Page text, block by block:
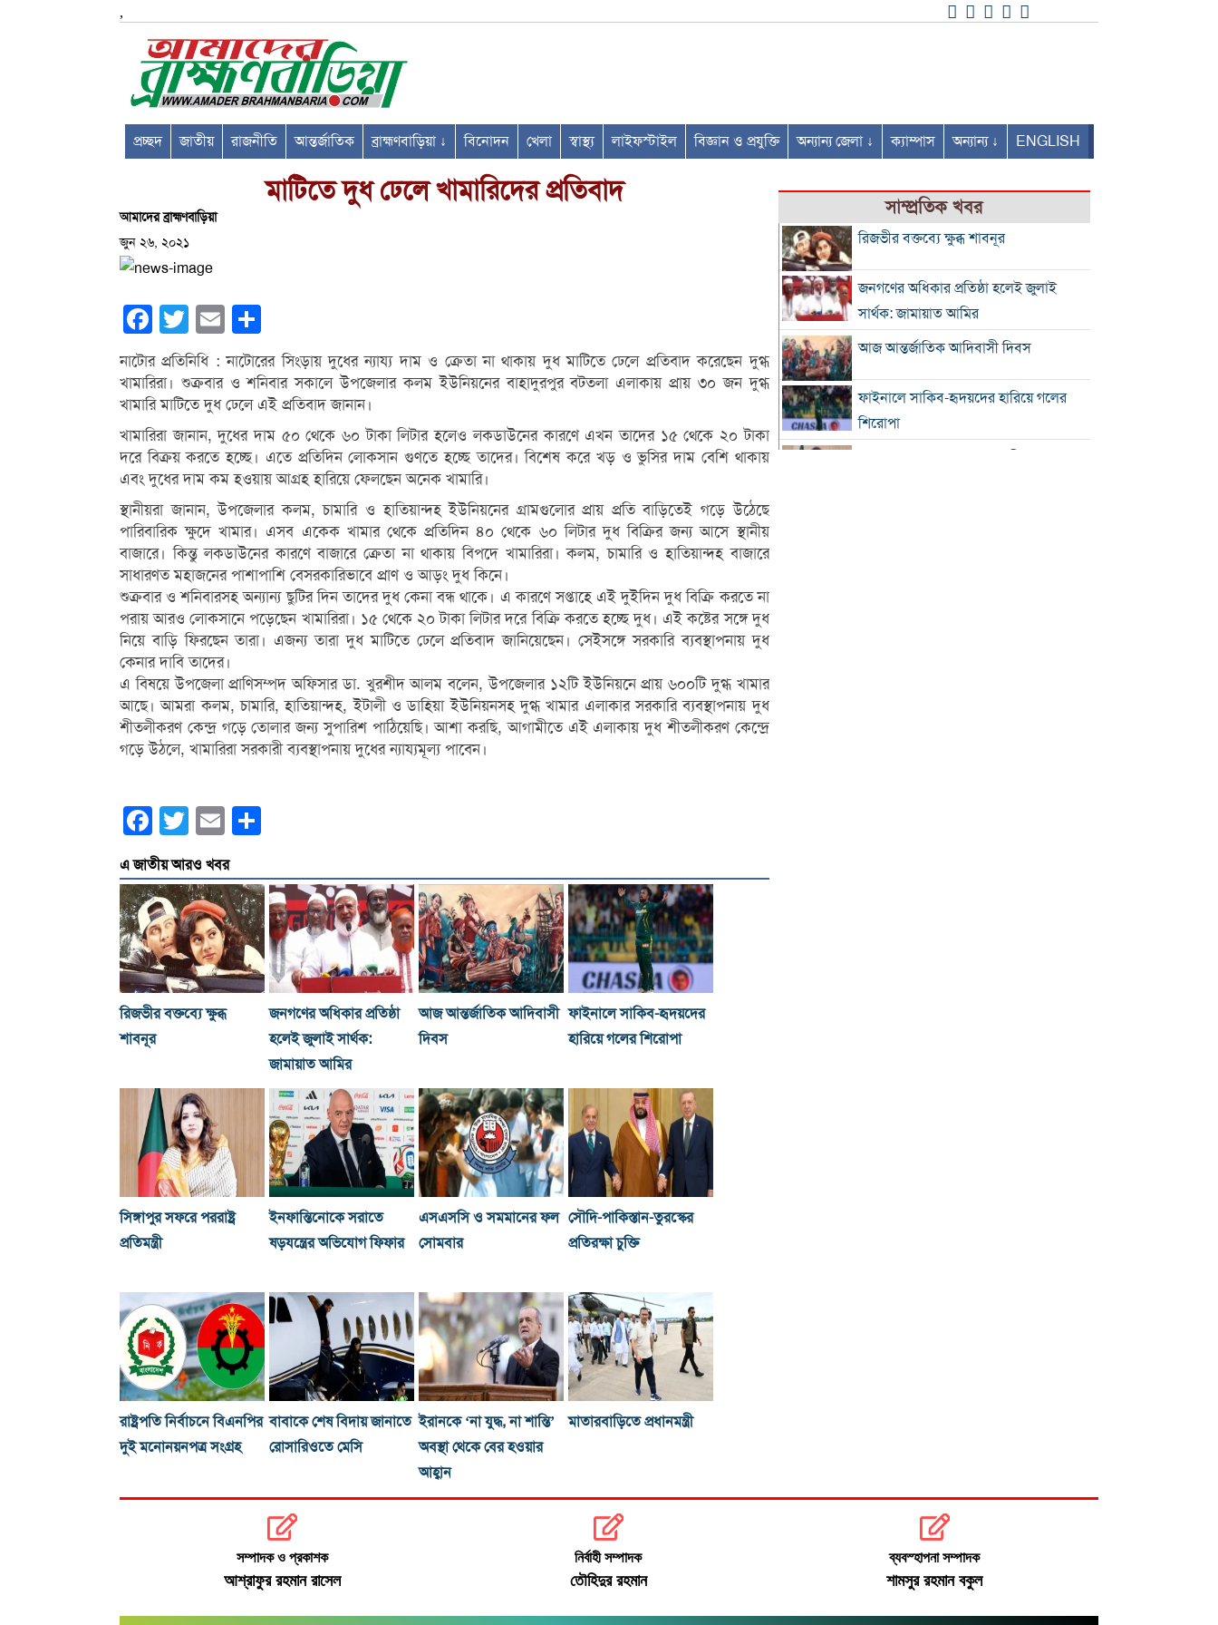
,
প্রচ্ছদ জাতীয় রাজনীতি আন্তর্জাতিক ব্রাহ্মণবাড়িয়া ↓ বিনোদন খেলা স্বাস্থ্য লাইফস্টাইল বিজ্ঞান ও প্রযুক্তি অন্যান্য জেলা ↓ ক্যাম্পাস অন্যান্য ↓ ENGLISH
মাটিতে দুধ ঢেলে খামারিদের প্রতিবাদ
আমাদের ব্রাহ্মণবাড়িয়া
জুন ২৬, ২০২১
Facebook
Twitter Email
নাটোর প্রতিনিধি : নাটোরের সিংড়ায় দুধের ন্যায্য দাম ও ক্রেতা না থাকায় দুধ মাটিতে ঢেলে প্রতিবাদ করেছেন দুগ্ধ
খামারিরা। শুক্রবার ও শনিবার সকালে উপজেলার কলম ইউনিয়নের বাহাদুরপুর বটতলা এলাকায় প্রায় ৩০ জন দুগ্ধ
খামারি মাটিতে দুধ ঢেলে এই প্রতিবাদ জানান।
খামারিরা জানান, দুধের দাম ৫০ থেকে ৬০ টাকা লিটার হলেও লকডাউনের কারণে এখন তাদের ১৫ থেকে ২০ টাকা
দরে বিক্রয় করতে হচ্ছে। এতে প্রতিদিন লোকসান গুণতে হচ্ছে তাদের। বিশেষ করে খড় ও ভুসির দাম বেশি থাকায়
এবং দুধের দাম কম হওয়ায় আগ্রহ হারিয়ে ফেলছেন অনেক খামারি।
স্থানীয়রা জানান, উপজেলার কলম, চামারি ও হাতিয়ান্দহ ইউনিয়নের গ্রামগুলোর প্রায় প্রতি বাড়িতেই গড়ে উঠেছে
পারিবারিক ক্ষুদে খামার। এসব একেক খামার থেকে প্রতিদিন ৪০ থেকে ৬০ লিটার দুধ বিক্রির জন্য আসে স্থানীয়
বাজারে। কিন্তু লকডাউনের কারণে বাজারে ক্রেতা না থাকায় বিপদে খামারিরা। কলম, চামারি ও হাতিয়ান্দহ বাজারে
সাধারণত মহাজনের পাশাপাশি বেসরকারিভাবে প্রাণ ও আড়ং দুধ কিনে।
শুক্রবার ও শনিবারসহ অন্যান্য ছুটির দিন তাদের দুধ কেনা বন্ধ থাকে। এ কারণে সপ্তাহে এই দুইদিন দুধ বিক্রি করতে না
পরায় আরও লোকসানে পড়েছেন খামারিরা। ১৫ থেকে ২০ টাকা লিটার দরে বিক্রি করতে হচ্ছে দুধ। এই কষ্টের সঙ্গে দুধ
নিয়ে বাড়ি ফিরছেন তারা। এজন্য তারা দুধ মাটিতে ঢেলে প্রতিবাদ জানিয়েছেন। সেইসঙ্গে সরকারি ব্যবস্থাপনায় দুধ
কেনার দাবি তাদের।
এ বিষয়ে উপজেলা প্রাণিসম্পদ অফিসার ডা. খুরশীদ আলম বলেন, উপজেলার ১২টি ইউনিয়নে প্রায় ৬০০টি দুগ্ধ খামার
আছে। আমরা কলম, চামারি, হাতিয়ান্দহ, ইটালী ও ডাহিয়া ইউনিয়নসহ দুগ্ধ খামার এলাকার সরকারি ব্যবস্থাপনায় দুধ
শীতলীকরণ কেন্দ্র গড়ে তোলার জন্য সুপারিশ পাঠিয়েছি। আশা করছি, আগামীতে এই এলাকায় দুধ শীতলীকরণ কেন্দ্রে
গড়ে উঠলে, খামারিরা সরকারী ব্যবস্থাপনায় দুধের ন্যায্যমূল্য পাবেন।
Facebook
Twitter Email
এ জাতীয় আরও খবর
রিজভীর বক্তব্যে ক্ষুব্ধ
শাবনূর
জনগণের অধিকার প্রতিষ্ঠা
হলেই জুলাই সার্থক:
জামায়াত আমির
আজ আন্তর্জাতিক আদিবাসী
দিবস
ফাইনালে সাকিব-হৃদয়দের
হারিয়ে গলের শিরোপা
সিঙ্গাপুর সফরে পররাষ্ট্র
প্রতিমন্ত্রী
ইনফান্তিনোকে সরাতে
ষড়যন্ত্রের অভিযোগ ফিফার
এসএসসি ও সমমানের ফল
সোমবার
সৌদি-পাকিস্তান-তুরস্কের
প্রতিরক্ষা চুক্তি
রাষ্ট্রপতি নির্বাচনে বিএনপির
দুই মনোনয়নপত্র সংগ্রহ
বাবাকে শেষ বিদায় জানাতে
রোসারিওতে মেসি
ইরানকে ‘না যুদ্ধ, না শান্তি’
অবস্থা থেকে বের হওয়ার
আহ্বান
মাতারবাড়িতে প্রধানমন্ত্রী
সাম্প্রতিক খবর
রিজভীর বক্তব্যে ক্ষুব্ধ শাবনূর
জনগণের অধিকার প্রতিষ্ঠা হলেই জুলাই
সার্থক: জামায়াত আমির
আজ আন্তর্জাতিক আদিবাসী দিবস
ফাইনালে সাকিব-হৃদয়দের হারিয়ে গলের
শিরোপা
সম্পাদক ও প্রকাশক
আশ্রাফুর রহমান রাসেল
নির্বাহী সম্পাদক
তৌহিদুর রহমান
ব্যবস্হাপনা সম্পাদক
শামসুর রহমান বকুল